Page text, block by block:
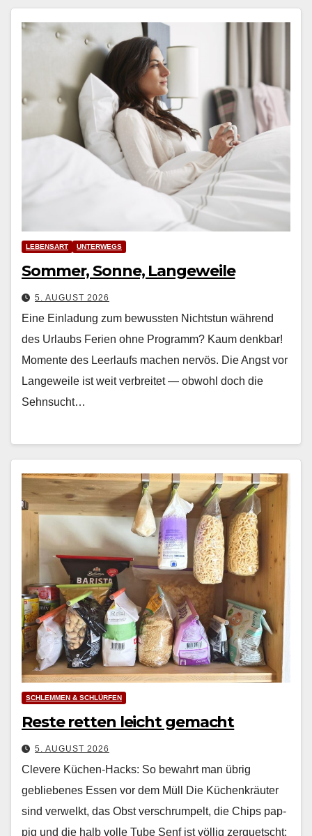
LEBENSART UNTERWEGS
Sommer, Sonne, Langeweile
5. AUGUST 2026
Eine Einladung zum bewussten Nichtstun während
des Urlaubs Ferien ohne Pro­gramm? Kaum denkbar!
Momente des Leer­laufs machen nervös. Die Angst vor
Langeweile ist weit ver­bre­it­et — obwohl doch die
Sehn­sucht…
SCHLEMMEN & SCHLÜRFEN
Reste retten leicht gemacht
5. AUGUST 2026
Clevere Küchen-Hacks: So bewahrt man übrig
gebliebenes Essen vor dem Müll Die Küchenkräuter
sind ver­welkt, das Obst ver­schrumpelt, die Chips pap­
pig und die halb volle Tube Senf ist völ­lig zer­quetscht: